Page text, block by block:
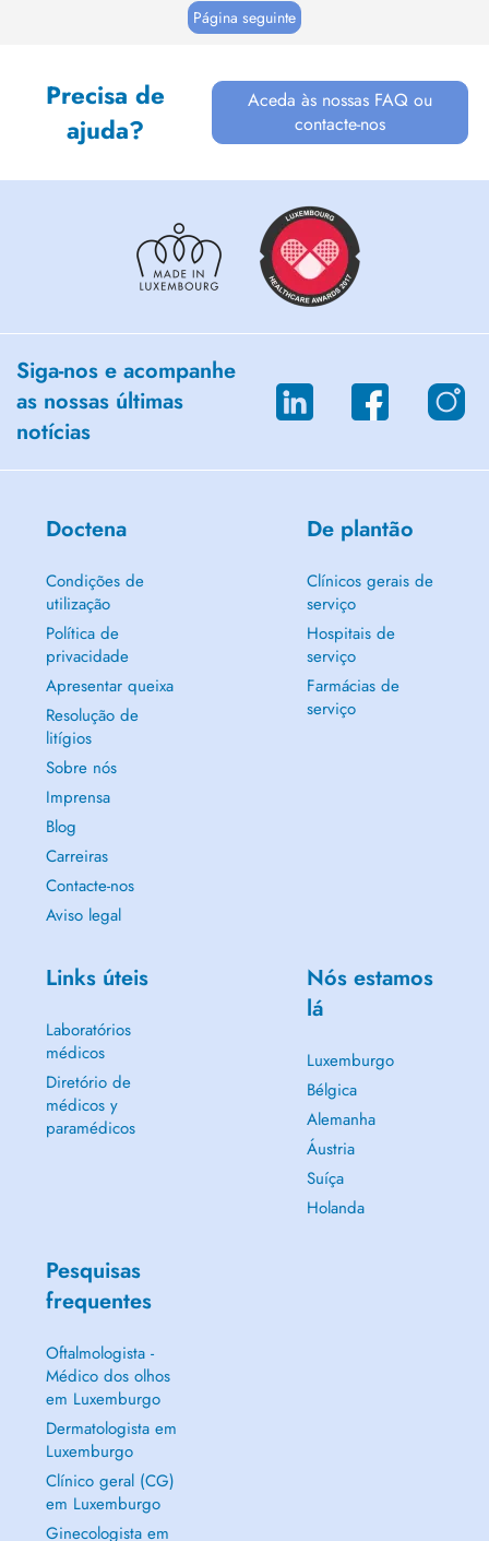
disponible ? Des créne...
Página seguinte
Precisa de
ajuda?
Aceda às nossas FAQ ou
contacte-nos
Siga-nos e acompanhe
as nossas últimas
notícias
Doctena
Condições de
utilização
Política de
privacidade
Apresentar queixa
Resolução de
litígios
Sobre nós
Imprensa
Blog
Carreiras
Contacte-nos
Aviso legal
De plantão
Clínicos gerais de
serviço
Hospitais de
serviço
Farmácias de
serviço
Links úteis
Laboratórios
médicos
Diretório de
médicos y
paramédicos
Nós estamos
lá
Luxemburgo
Bélgica
Alemanha
Áustria
Suíça
Holanda
Pesquisas
frequentes
Oftalmologista -
Médico dos olhos
em Luxemburgo
Dermatologista em
Luxemburgo
Clínico geral (CG)
em Luxemburgo
Ginecologista em